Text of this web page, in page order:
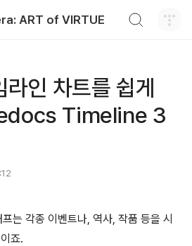
ART of VIRTUE
인 차트를 쉽게
Timeline 3
는 각종 이벤트나, 역사, 작품 등을 시
죠.